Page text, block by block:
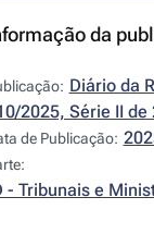
da
Diário da
2025, Série II de
de Publicação:
- Tribunais e